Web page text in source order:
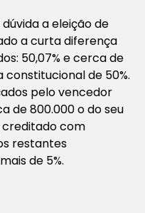
a eleição de
a curta diferença
50,07% e cerca de
de 50%.
pelo vencedor
de 800.000 o do seu
creditado com
restantes
de 5%.